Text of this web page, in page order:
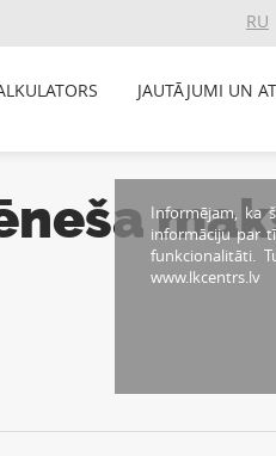
RU
JAUTĀJUMI UN
Informējam, ka
informāciju par
funkcionalitāti.
www.lkcentrs.lv